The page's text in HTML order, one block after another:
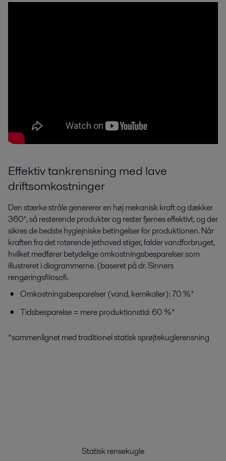
Effektiv tankrensning med lave
driftsomkostninger
Den stærke stråle genererer en høj mekanisk kraft og dækker
360°, så resterende produkter og rester fjernes effektivt, og der
sikres de bedste hygiejniske betingelser for produktionen. Når
kraften fra det roterende jethoved stiger, falder vandforbruget,
hvilket medfører betydelige omkostningsbesparelser som
illustreret i diagrammerne. (baseret på dr. Sinners
rengøringsfilosofi.
Omkostningsbesparelser (vand, kemikalier): 70 %*
Tidsbesparelse = mere produktionstid: 60 %*
*sammenlignet med traditionel statisk sprøjtekuglerensning
Statisk rensekugle